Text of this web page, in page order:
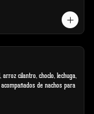
cilantro, choclo, lechuga,
de nachos para